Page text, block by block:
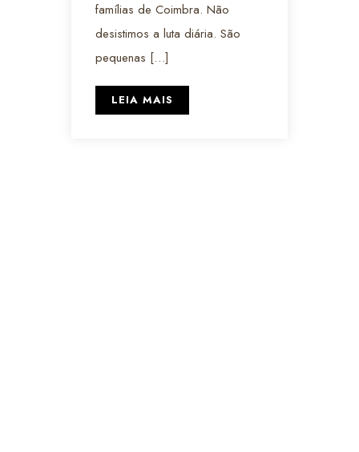
famílias de Coimbra. Não
desistimos a luta diária. São
pequenas […]
LEIA MAIS